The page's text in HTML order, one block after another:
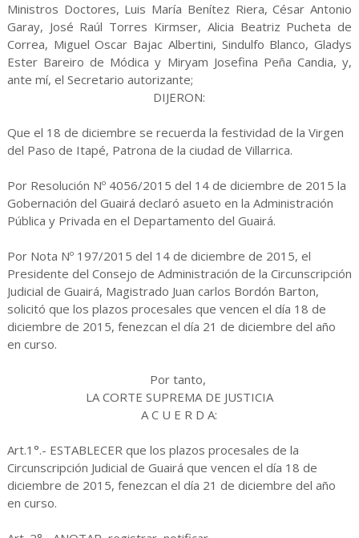
Ministros Doctores, Luis María Benítez Riera, César Antonio
Garay, José Raúl Torres Kirmser, Alicia Beatriz Pucheta de
Correa, Miguel Oscar Bajac Albertini, Sindulfo Blanco, Gladys
Ester Bareiro de Módica y Miryam Josefina Peña Candia, y,
ante mí, el Secretario autorizante;
DIJERON:
Que el 18 de diciembre se recuerda la festividad de la Virgen
del Paso de Itapé, Patrona de la ciudad de Villarrica.
Por Resolución Nº 4056/2015 del 14 de diciembre de 2015 la
Gobernación del Guairá declaró asueto en la Administración
Pública y Privada en el Departamento del Guairá.
Por Nota Nº 197/2015 del 14 de diciembre de 2015, el
Presidente del Consejo de Administración de la Circunscripción
Judicial de Guairá, Magistrado Juan carlos Bordón Barton,
solicitó que los plazos procesales que vencen el día 18 de
diciembre de 2015, fenezcan el día 21 de diciembre del año
en curso.
Por tanto,
LA CORTE SUPREMA DE JUSTICIA
A C U E R D A:
Art.1°.- ESTABLECER que los plazos procesales de la
Circunscripción Judicial de Guairá que vencen el día 18 de
diciembre de 2015, fenezcan el día 21 de diciembre del año
en curso.